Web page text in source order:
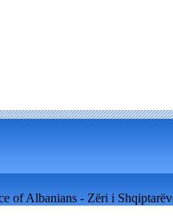
of Albanians - Zëri i